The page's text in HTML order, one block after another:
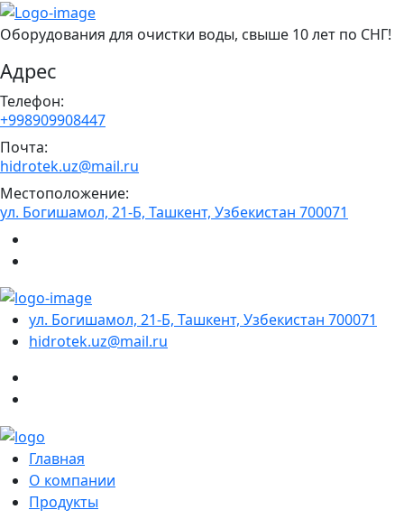
Оборудования для очистки воды, свыше 10 лет по СНГ!
Адрес
Телефон:
+998909908447
Почта:
hidrotek.uz@mail.ru
Местоположение:
ул. Богишамол, 21-Б, Ташкент, Узбекистан 700071
ул. Богишамол, 21-Б, Ташкент, Узбекистан 700071
hidrotek.uz@mail.ru
Главная
О компании
Продукты